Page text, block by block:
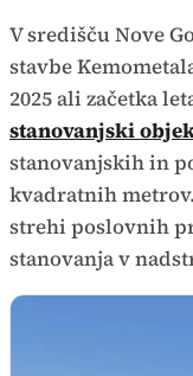
V središču Nove
stavbe
2025 ali začetka
stanovanjski
stanovanjskih in
kvadratnih
strehi poslovnih
stanovanja v